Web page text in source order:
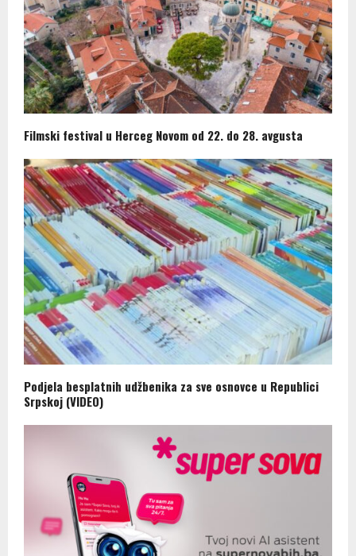
Filmski festival u Herceg Novom od 22. do 28. avgusta
Podjela besplatnih udžbenika za sve osnovce u Republici
Srpskoj (VIDEO)